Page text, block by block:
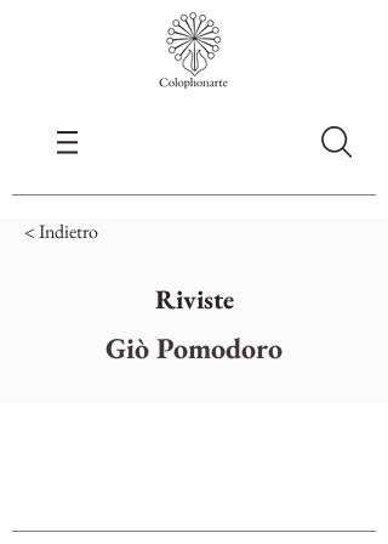
< Indietro
Giò Pomodoro
Riviste